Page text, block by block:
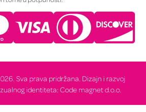
Sva prava pridržana. Dizajn i razvoj
identiteta: Code magnet d.o.o.